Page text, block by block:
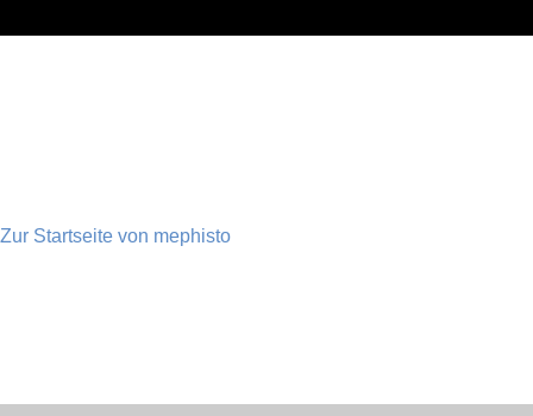
Zur Startseite von mephisto